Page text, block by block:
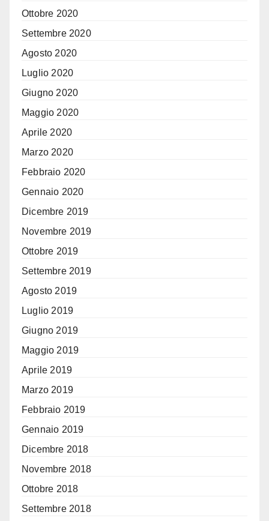
Ottobre 2020
Settembre 2020
Agosto 2020
Luglio 2020
Giugno 2020
Maggio 2020
Aprile 2020
Marzo 2020
Febbraio 2020
Gennaio 2020
Dicembre 2019
Novembre 2019
Ottobre 2019
Settembre 2019
Agosto 2019
Luglio 2019
Giugno 2019
Maggio 2019
Aprile 2019
Marzo 2019
Febbraio 2019
Gennaio 2019
Dicembre 2018
Novembre 2018
Ottobre 2018
Settembre 2018